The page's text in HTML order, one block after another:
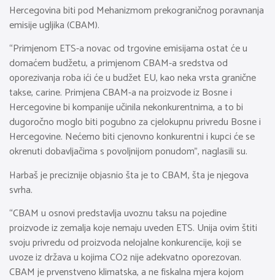
Hercegovina biti pod Mehanizmom prekograničnog poravnanja
emisije ugljika (CBAM).
“Primjenom ETS-a novac od trgovine emisijama ostat će u
domaćem budžetu, a primjenom CBAM-a sredstva od
oporezivanja roba ići će u budžet EU, kao neka vrsta granične
takse, carine. Primjena CBAM-a na proizvode iz Bosne i
Hercegovine bi kompanije učinila nekonkurentnima, a to bi
dugoročno moglo biti pogubno za cjelokupnu privredu Bosne i
Hercegovine. Nećemo biti cjenovno konkurentni i kupci će se
okrenuti dobavljačima s povoljnijom ponudom”, naglasili su.
Harbaš je preciznije objasnio šta je to CBAM, šta je njegova
svrha.
“CBAM u osnovi predstavlja uvoznu taksu na pojedine
proizvode iz zemalja koje nemaju uveden ETS. Unija ovim štiti
svoju privredu od proizvoda nelojalne konkurencije, koji se
uvoze iz država u kojima CO2 nije adekvatno oporezovan.
CBAM je prvenstveno klimatska, a ne fiskalna mjera kojom